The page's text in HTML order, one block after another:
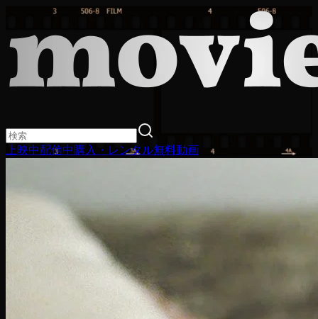
上映中配信中購入・レンタル無料動画